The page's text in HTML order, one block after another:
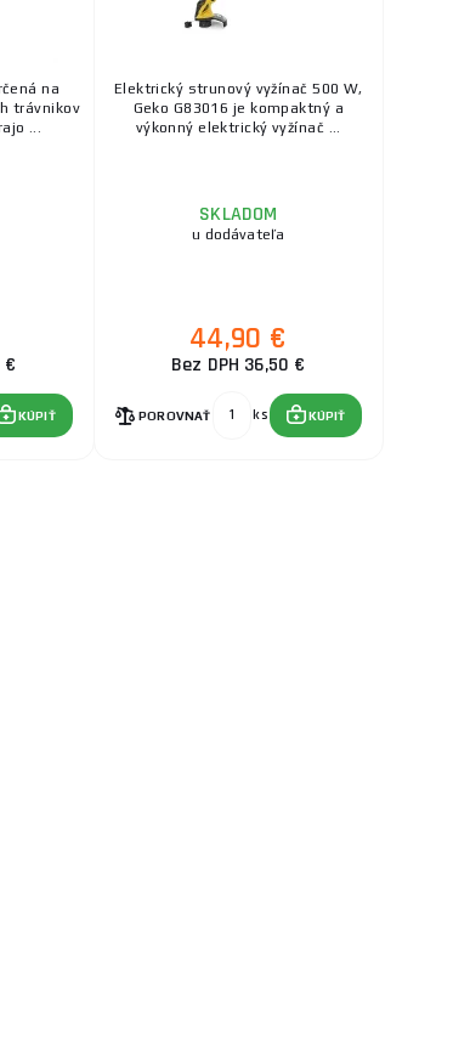
lepší výkon, zatiaľ čo menší priemer
ponúkajúcimi lepšiu odolnosť a
profilu. Profil struny môže
povrchu.
predlžuje životnosť struny a zvyšuje
prácu s tradičnou kosou.
vlastností z ktorých si určite vyberie
na
trávnikov
...
€
KÚPIŤ
Elektrický strunový vyžínač 500 W,
Geko G83016 je kompaktný a
výkonný elektrický vyžínač ...
SKLADOM
u dodávateľa
44,90 €
Bez DPH 36,50 €
POROVNAŤ ks KÚPIŤ